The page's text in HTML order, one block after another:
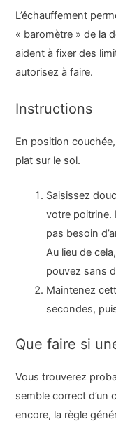
L’échauffement
« baromètre » de la
aident à fixer des
autorisez à faire.
Instructions
En position
plat sur le sol.
Saisissez
votre poitrine.
pas besoin
Au lieu de
pouvez sans
Maintenez
secondes,
Que faire si
Vous trouverez
semble correct d’un
encore, la règle